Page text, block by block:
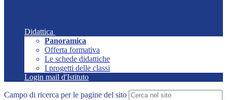
Didattica
Panoramica
Offerta formativa
Le schede didattiche
I progetti delle classi
Login mail d'Istituto
Campo di ricerca per le pagine del sito